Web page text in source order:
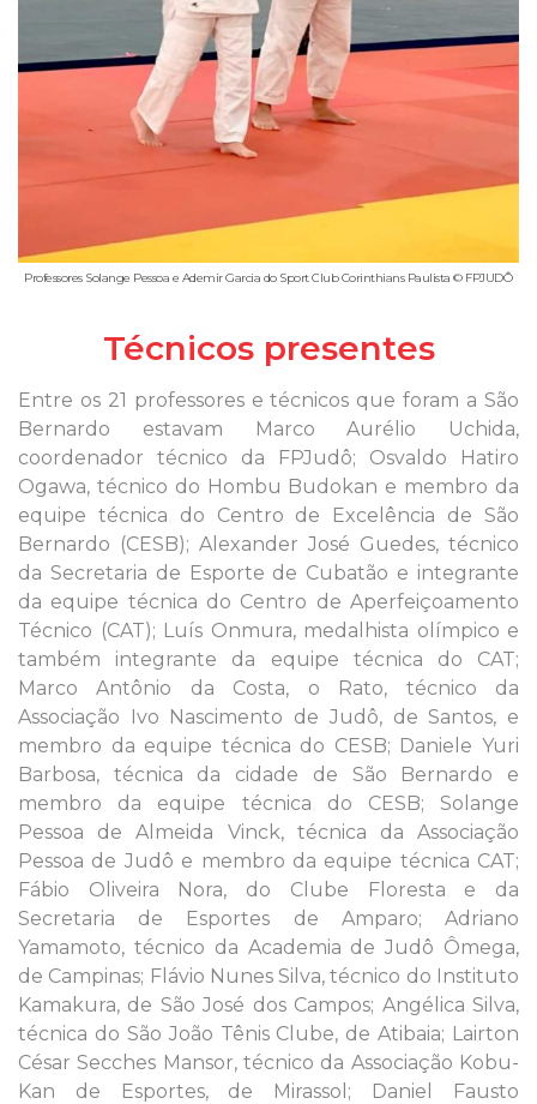
Professores Solange Pessoa e Ademir Garcia do Sport Club Corinthians Paulista © FPJUDÔ
Técnicos presentes
Entre os 21 professores e técnicos que foram a São
Bernardo estavam Marco Aurélio Uchida,
coordenador técnico da FPJudô; Osvaldo Hatiro
Ogawa, técnico do Hombu Budokan e membro da
equipe técnica do Centro de Excelência de São
Bernardo (CESB); Alexander José Guedes, técnico
da Secretaria de Esporte de Cubatão e integrante
da equipe técnica do Centro de Aperfeiçoamento
Técnico (CAT); Luís Onmura, medalhista olímpico e
também integrante da equipe técnica do CAT;
Marco Antônio da Costa, o Rato, técnico da
Associação Ivo Nascimento de Judô, de Santos, e
membro da equipe técnica do CESB; Daniele Yuri
Barbosa, técnica da cidade de São Bernardo e
membro da equipe técnica do CESB; Solange
Pessoa de Almeida Vinck, técnica da Associação
Pessoa de Judô e membro da equipe técnica CAT;
Fábio Oliveira Nora, do Clube Floresta e da
Secretaria de Esportes de Amparo; Adriano
Yamamoto, técnico da Academia de Judô Ômega,
de Campinas; Flávio Nunes Silva, técnico do Instituto
Kamakura, de São José dos Campos; Angélica Silva,
técnica do São João Tênis Clube, de Atibaia; Lairton
César Secches Mansor, técnico da Associação Kobu-
Kan de Esportes, de Mirassol; Daniel Fausto